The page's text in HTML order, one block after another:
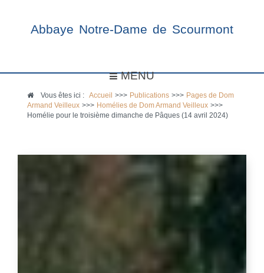
Abbaye Notre-Dame de Scourmont
MENU
Vous êtes ici :Accueil >>> Publications >>> Pages de Dom
Armand Veilleux >>> Homélies de Dom Armand Veilleux >>>
Homélie pour le troisième dimanche de Pâques (14 avril 2024)